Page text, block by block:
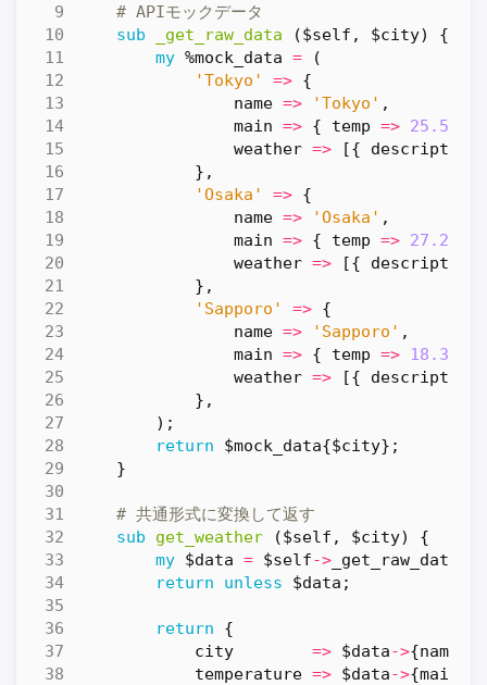
# APIモックデータ
sub
_get_raw_data
($self, $city) {
my %mock_data =
(
'Tokyo'
=> {
name => 'Tokyo' ,
main => { temp => 25.5
weather => [{
description
},
'Osaka'
=> {
name => 'Osaka' ,
main => { temp => 27.2
weather => [{
description
},
'Sapporo'
=> {
name => 'Sapporo' ,
main => { temp => 18.3
weather => [{
description
},
);
return
$mock_data{$city};
}
# 共通形式に変換して返す
sub
get_weather
($self, $city) {
my $data = $self-> _get_raw_data
return
unless $data ;
return
{
city
=> $data->{name
temperature => $data->{main